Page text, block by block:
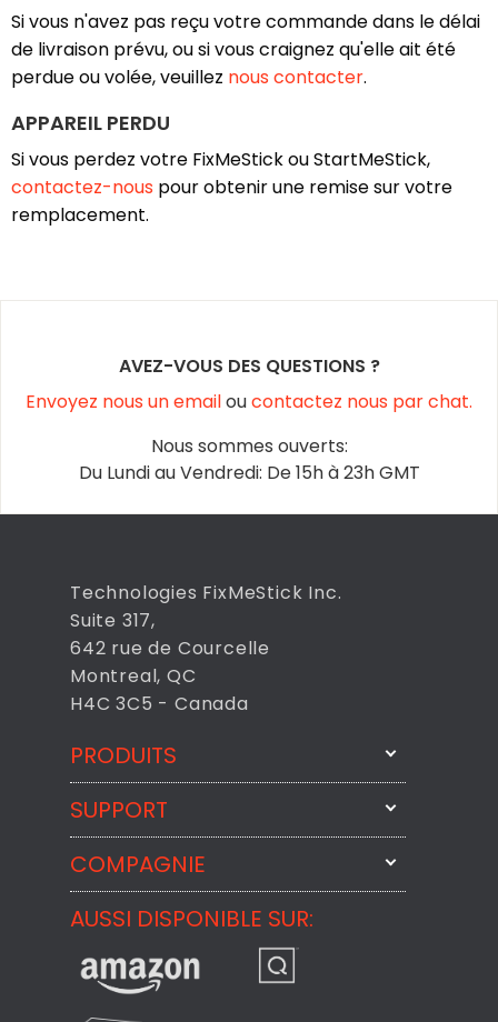
Si vous n'avez pas reçu votre commande dans le délai
de livraison prévu, ou si vous craignez qu'elle ait été
perdue ou volée, veuillez nous contacter.
APPAREIL PERDU
Si vous perdez votre FixMeStick ou StartMeStick,
contactez-nous pour obtenir une remise sur votre
remplacement.
AVEZ-VOUS DES QUESTIONS ?
Envoyez nous un emailoucontactez nous par chat.
Nous sommes ouverts:
Du Lundi au Vendredi: De 15h à 23h GMT
Technologies FixMeStick Inc.
Suite 317,
642 rue de Courcelle
Montreal, QC
H4C 3C5 - Canada
PRODUITS
FixMeStick
BackMeUp
CheckMeMessage
SUPPORT
Contactez-nous par courriel
COMPAGNIE
À propos
Contact
Commentaires des Clients
AUSSI DISPONIBLE SUR: